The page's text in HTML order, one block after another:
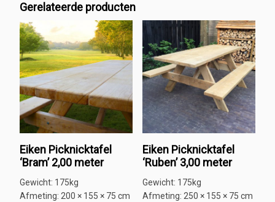
Gerelateerde producten
Eiken Picknicktafel
‘Bram’ 2,00 meter
Gewicht: 175kg
Afmeting: 200 × 155 × 75 cm
Eiken Picknicktafel
‘Ruben’ 3,00 meter
Gewicht: 175kg
Afmeting: 250 × 155 × 75 cm